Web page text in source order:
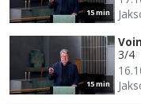
15 min
15 min
3/4